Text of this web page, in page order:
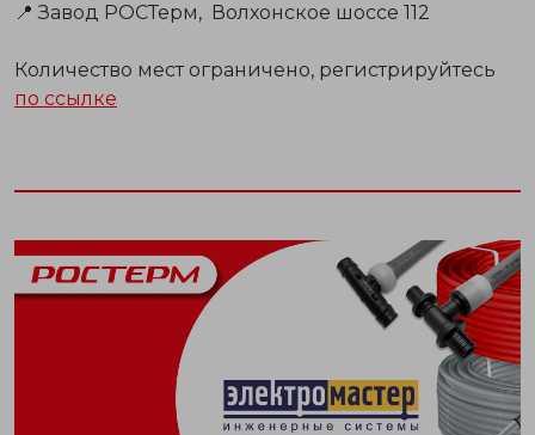
📍 Завод РОСТерм, Волхонское шоссе 112
Количество мест ограничено, регистрируйтесь
по ссылке